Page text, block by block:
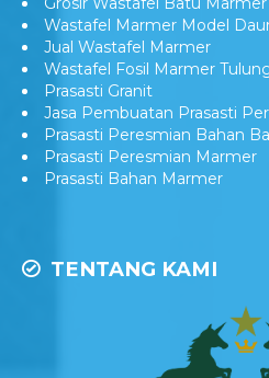
Wastafel Marmer Model
Jual Wastafel Marmer
Wastafel Fosil Marmer
Prasasti Granit
Jasa Pembuatan Prasasti
Prasasti Peresmian Bahan
Prasasti Peresmian Marmer
Prasasti Bahan Marmer
TENTANG KAMI